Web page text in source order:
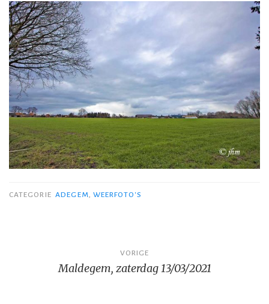
CATEGORIE ADEGEM, WEERFOTO'S
navigatie
VORIGE
Maldegem, zaterdag 13/03/2021